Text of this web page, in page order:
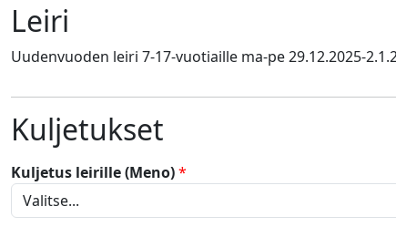
Leiri
Uudenvuoden leiri 7-17-vuotiaille ma-pe 29.12.2025-
Kuljetukset
Kuljetus leirille (Meno)*